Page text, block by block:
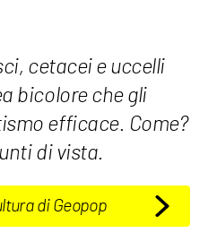
cetacei e uccelli
bicolore che gli
efficace. Come?
di vista.
di Geopop